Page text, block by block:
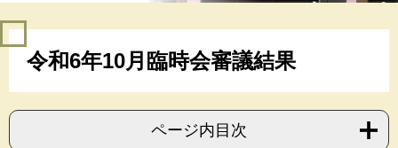
令和6年10月臨時会審議結果
ページ内目次